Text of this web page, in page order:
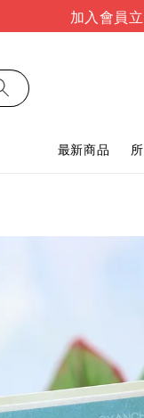
加入會員
最新商品